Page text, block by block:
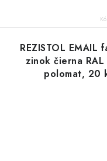
REZISTOL EMAIL
zinok čierna RAL
polomat, 20